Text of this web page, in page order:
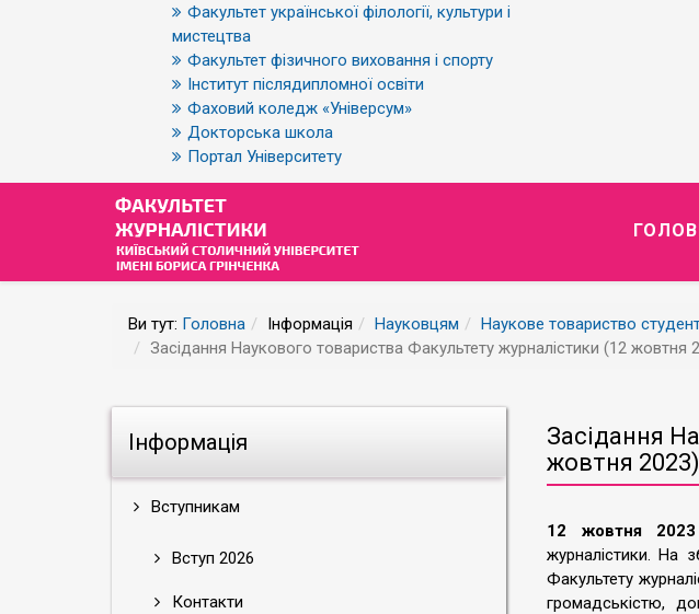
Факультет української філології, культури і
мистецтва
Факультет фізичного виховання і спорту
Інститут післядипломної освіти
Фаховий коледж «Універсум»
Докторська школа
Портал Університету
Ви тут: Головна Інформація Науковцям Наукове товариство
Засідання Наукового товариства Факультету журналістики (12 жовтня
Інформація
Вступникам
Вступ 2026
Контакти
Засідання
жовтня 2023)
12 жовтня
журналістики. На
Факультету
громадськістю,